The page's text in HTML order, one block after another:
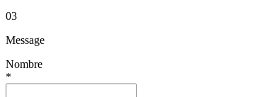
03
Message
Nombre
*